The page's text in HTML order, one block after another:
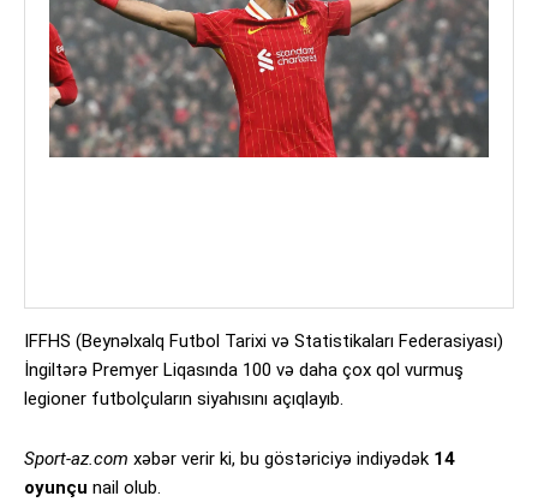
IFFHS (Beynəlxalq Futbol Tarixi və Statistikaları Federasiyası)
İngiltərə Premyer Liqasında 100 və daha çox qol vurmuş
legioner futbolçuların siyahısını açıqlayıb.
Sport-az.com xəbər verir ki, bu göstəriciyə indiyədək 14
oyunçu nail olub.